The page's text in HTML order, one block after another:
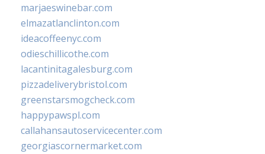
marjaeswinebar.com
elmazatlanclinton.com
ideacoffeenyc.com
odieschillicothe.com
lacantinitagalesburg.com
pizzadeliverybristol.com
greenstarsmogcheck.com
happypawspl.com
callahansautoservicecenter.com
georgiascornermarket.com